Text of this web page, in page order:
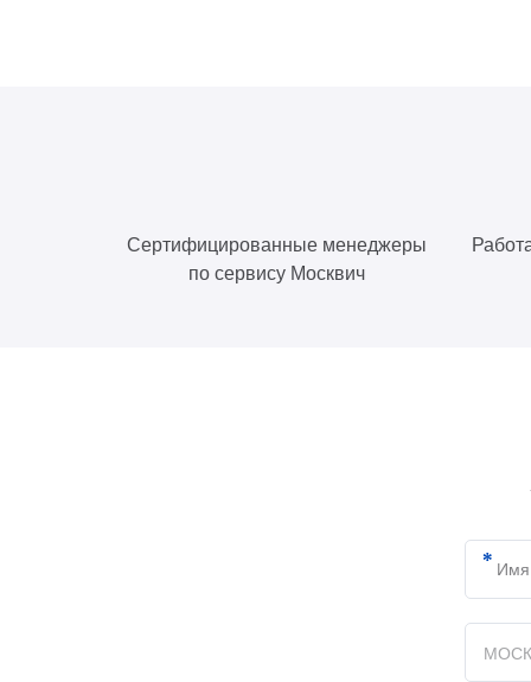
Сертифицированные менеджеры
по сервису Москвич